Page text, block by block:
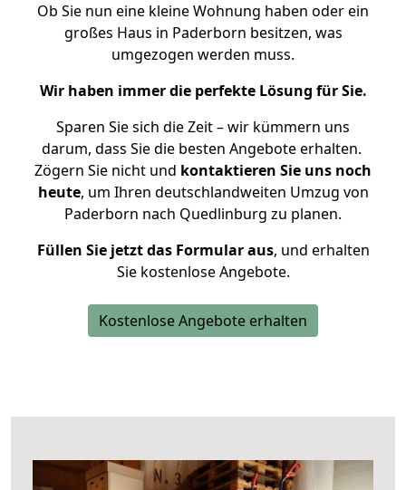
Ob Sie nun eine kleine Wohnung haben oder ein
großes Haus in Paderborn besitzen, was
umgezogen werden muss.
Wir haben immer die perfekte Lösung für Sie.
Sparen Sie sich die Zeit – wir kümmern uns
darum, dass Sie die besten Angebote erhalten.
Zögern Sie nicht und kontaktieren Sie uns noch
heute, um Ihren deutschlandweiten Umzug von
Paderborn nach Quedlinburg zu planen.
Füllen Sie jetzt das Formular aus, und erhalten
Sie kostenlose Angebote.
Kostenlose Angebote erhalten